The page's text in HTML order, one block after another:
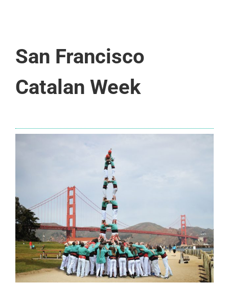
San Francisco
Catalan Week